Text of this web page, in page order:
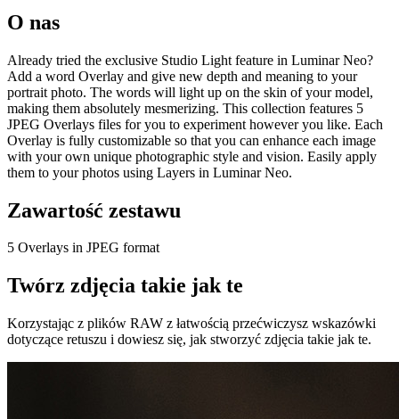
O nas
Already tried the exclusive Studio Light feature in Luminar Neo?
Add a word Overlay and give new depth and meaning to your
portrait photo. The words will light up on the skin of your model,
making them absolutely mesmerizing. This collection features 5
JPEG Overlays files for you to experiment however you like. Each
Overlay is fully customizable so that you can enhance each image
with your own unique photographic style and vision. Easily apply
them to your photos using Layers in Luminar Neo.
Zawartość zestawu
5 Overlays in JPEG format
Twórz zdjęcia takie jak te
Korzystając z plików RAW z łatwością przećwiczysz wskazówki
dotyczące retuszu i dowiesz się, jak stworzyć zdjęcia takie jak te.